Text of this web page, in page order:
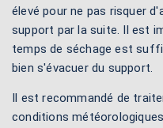
élevé pour ne pas risquer
support par la suite. Il est
temps de séchage est
bien s'évacuer du support.
Il est recommandé de
conditions